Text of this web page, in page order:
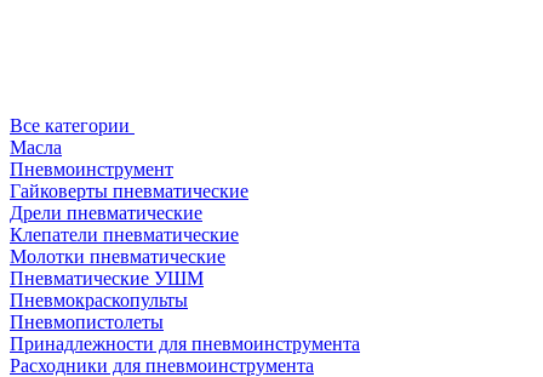
Все категории
Масла
Пневмоинструмент
Гайковерты пневматические
Дрели пневматические
Клепатели пневматические
Молотки пневматические
Пневматические УШМ
Пневмокраскопульты
Пневмопистолеты
Принадлежности для пневмоинструмента
Расходники для пневмоинструмента